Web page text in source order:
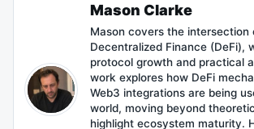
Mason Clarke
Mason covers the intersection
Decentralized Finance (DeFi),
protocol growth and practical
work explores how DeFi
Web3 integrations are being
world, moving beyond
highlight ecosystem maturity.